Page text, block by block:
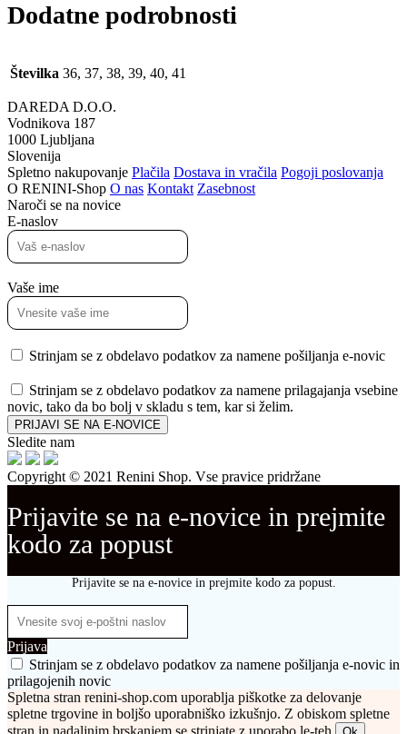
Dodatne podrobnosti
Številka 36, 37, 38, 39, 40, 41
DAREDA D.O.O.
Vodnikova 187
1000 Ljubljana
Slovenija
Spletno nakupovanje Plačila Dostava in vračila Pogoji poslovanja
O RENINI-Shop O nas Kontakt Zasebnost
Naroči se na novice
E-naslov
Vaše ime
Strinjam se z obdelavo podatkov za namene pošiljanja e-novic
Strinjam se z obdelavo podatkov za namene prilagajanja vsebine
novic, tako da bo bolj v skladu s tem, kar si želim.
PRIJAVI SE NA E-NOVICE
Sledite nam
Copyright © 2021 Renini Shop. Vse pravice pridržane
Prijavite se na e-novice in prejmite
kodo za popust
Prijavite se na e-novice in prejmite kodo za popust.
Prijava
Strinjam se z obdelavo podatkov za namene pošiljanja e-novic in
prilagojenih novic
Spletna stran renini-shop.com uporablja piškotke za delovanje
spletne trgovine in boljšo uporabniško izkušnjo. Z obiskom spletne